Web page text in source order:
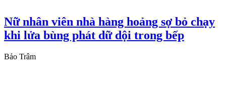
Nữ nhân viên nhà hàng hoảng sợ bỏ chạy
khi lửa bùng phát dữ dội trong bếp
Bảo Trâm